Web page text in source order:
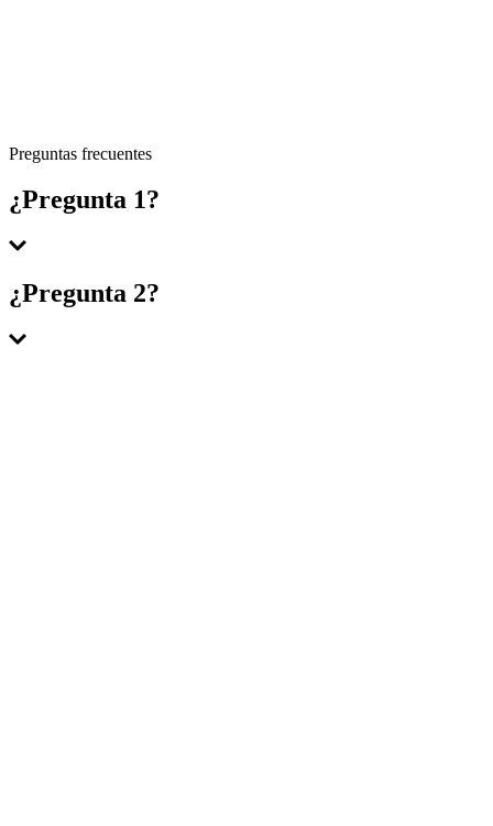
Preguntas frecuentes
¿Pregunta 1?
Respuesta 1
¿Pregunta 2?